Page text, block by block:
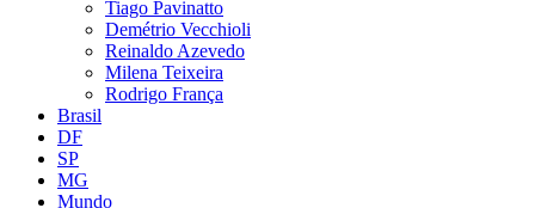
Tiago Pavinatto
Demétrio Vecchioli
Reinaldo Azevedo
Milena Teixeira
Rodrigo França
Brasil
DF
SP
MG
Mundo